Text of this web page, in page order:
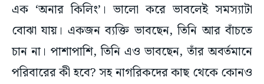
এক ‘অনার কিলিং’। ভালো করে ভাবলেই সমস্যাটা
বোঝা যায়। একজন ব্যক্তি ভাবছেন, তিনি আর বাঁচতে
চান না। পাশাপাশি, তিনি এও ভাবছেন, তাঁর অবর্তমানে
পরিবারের কী হবে? সহ নাগরিকদের কাছ থেকে কোনও